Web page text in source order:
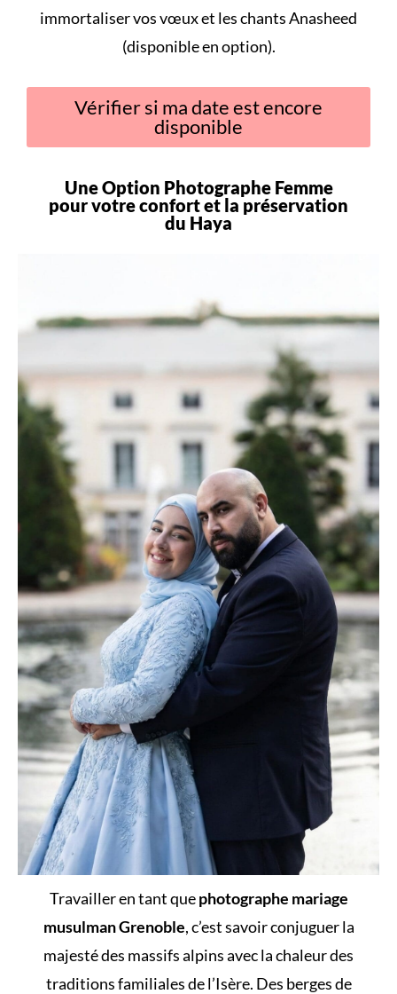
immortaliser vos vœux et les chants Anasheed
(disponible en option).
Vérifier si ma date est encore
disponible
Une Option Photographe Femme
pour votreconfortet la préservation
du Haya
Travailler en tant quephotographe mariage
musulman Grenoble, c’est savoir conjuguer la
majesté des massifs alpins avec la chaleur des
traditions familiales de l’Isère. Des berges de